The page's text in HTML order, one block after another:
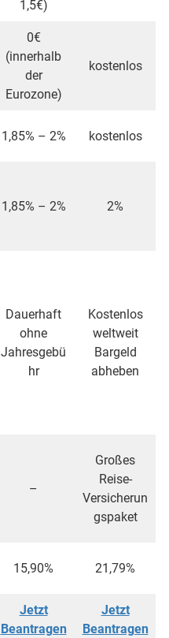
1,5€)
0€
(innerhalb
der
Eurozone)
kostenlos
1,85% – 2% kostenlos
1,85% – 2% 2%
Dauerhaft
ohne
Jahresgebü
hr
Kostenlos
weltweit
Bargeld
abheben
–
Großes
Reise-
Versicherun
gspaket
15,90% 21,79%
Jetzt
Beantragen
Jetzt
Beantragen